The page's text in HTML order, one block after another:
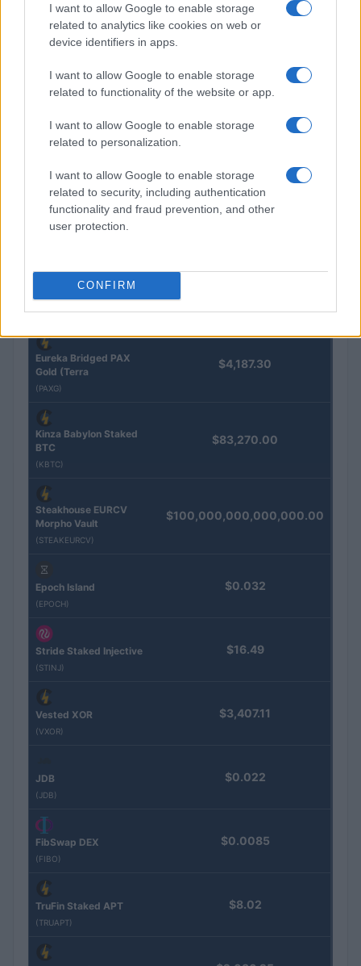
I want to allow Google to enable storage
related to analytics like cookies on web or
device identifiers in apps.
I want to allow Google to enable storage
related to functionality of the website or app.
I want to allow Google to enable storage
related to personalization.
I want to allow Google to enable storage
related to security, including authentication
functionality and fraud prevention, and other
user protection.
CONFIRM
QUOTAZIONI CRYPTO
Nome Prezzo
Eureka Bridged PAX
Gold (Terra
(PAXG)
$4,187.30
Kinza Babylon Staked
BTC
(KBTC)
$83,270.00
Steakhouse EURCV
Morpho Vault
(STEAKEURCV)
$100,000,000,000,000.00
Epoch Island
(EPOCH)
$0.032
Stride Staked Injective
(STINJ)
$16.49
Vested XOR
(VXOR)
$3,407.11
JDB
(JDB)
$0.022
FibSwap DEX
(FIBO)
$0.0085
TruFin Staked APT
(TRUAPT)
$8.02